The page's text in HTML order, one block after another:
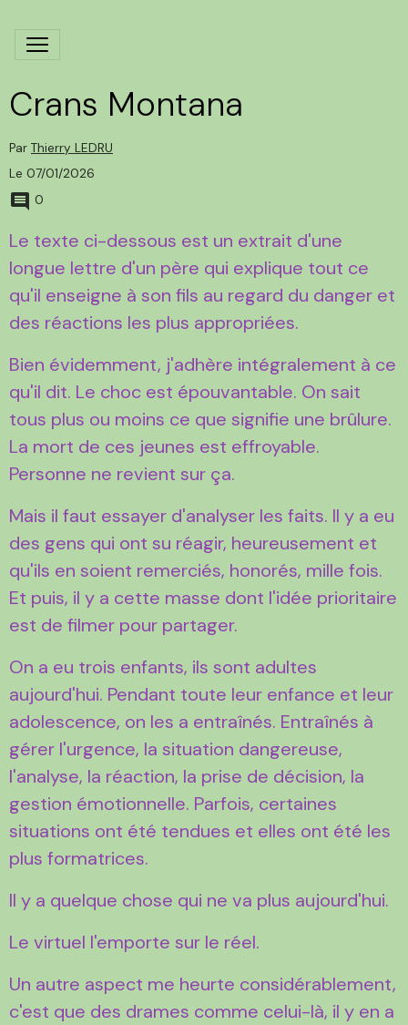
Crans Montana
Par Thierry LEDRU
Le 07/01/2026
0
Le texte ci-dessous est un extrait d'une
longue lettre d'un père qui explique tout ce
qu'il enseigne à son fils au regard du danger et
des réactions les plus appropriées.
Bien évidemment, j'adhère intégralement à ce
qu'il dit. Le choc est épouvantable. On sait
tous plus ou moins ce que signifie une brûlure.
La mort de ces jeunes est effroyable.
Personne ne revient sur ça.
Mais il faut essayer d'analyser les faits. Il y a eu
des gens qui ont su réagir, heureusement et
qu'ils en soient remerciés, honorés, mille fois.
Et puis, il y a cette masse dont l'idée prioritaire
est de filmer pour partager.
On a eu trois enfants, ils sont adultes
aujourd'hui. Pendant toute leur enfance et leur
adolescence, on les a entraînés. Entraînés à
gérer l'urgence, la situation dangereuse,
l'analyse, la réaction, la prise de décision, la
gestion émotionnelle. Parfois, certaines
situations ont été tendues et elles ont été les
plus formatrices.
Il y a quelque chose qui ne va plus aujourd'hui.
Le virtuel l'emporte sur le réel.
Un autre aspect me heurte considérablement,
c'est que des drames comme celui-là, il y en a